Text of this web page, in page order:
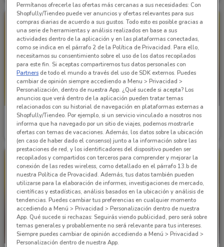
Bodega Aurrera
Caduca el 27/08 7.2 km
Bodega Aurrera
Caduca el 27/08 7.2 km
Permítanos ofrecerle las ofertas más cercanas a sus necesidades: Con
Shopfully/Tiendeo puede ver anuncios y ofertas relevantes para sus
compras diarias de acuerdo a sus gustos. Todo esto es posible gracias a
una serie de herramientas y análisis realizados en base a sus
actividades dentro de la aplicación y en las plataformas conectadas,
como se indica en el párrafo 2 de la Política de Privacidad. Para ello,
necesitamos su consentimiento sobre el uso de los datos recopilados
para este fin. Si aceptas compartiremos tus datos personales con
Partners de todo el mundo a través del uso de SDK externos. Puedes
cambiar de opinión siempre accediendo a Menu > Privacidad >
Personalización, dentro de nuestra App. ¿Qué sucede si acepta? Los
anuncios que verá dentro de la aplicación pueden tratar temas
relacionados con su historial de navegación en plataformas externas a
Shopfully/Tiendeo. Por ejemplo, si un servicio vinculado a nosotros nos
informa que ha navegado por un sitio de viajes, podemos mostrarle
ofertas con temas de vacaciones. Además, los datos sobre la ubicación
(en caso de haber dado el consenso) junto a la información sobre las
prestaciones de red, y los identificadores del dispositivo pueden ser
recopilados y compartidos con terceros para comprender y mejorar la
conexión de las redes wireless, como detallado en el párrafo 13.b de
nuestra Política de Provacidad. Además, tus datos también pueden
utilizarse para la elaboración de informes, investigaciones de mercado,
científicas y estadísticas, análisis basados en la ubicación y análisis de
tendencias. Puedes cambiar tus preferencias en cualquier momento
accediendo a Menú > Privacidad > Personalización dentro de nuestra
App. Qué sucede si rechazas: Seguirás viendo publicidad, pero será sobre
temas generales y probablemente no será relevante para tus intereses.
Siempre puedes cambiar de opinión accediendo a Menú > Privacidad >
Personalización dentro de nuestra App.